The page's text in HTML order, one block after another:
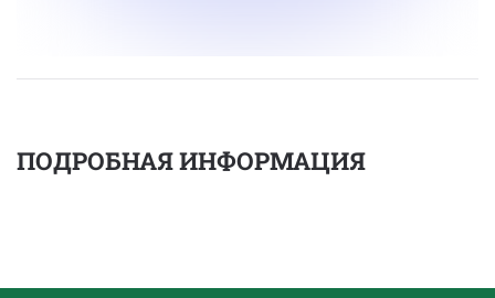
ПОДРОБНАЯ ИНФОРМАЦИЯ